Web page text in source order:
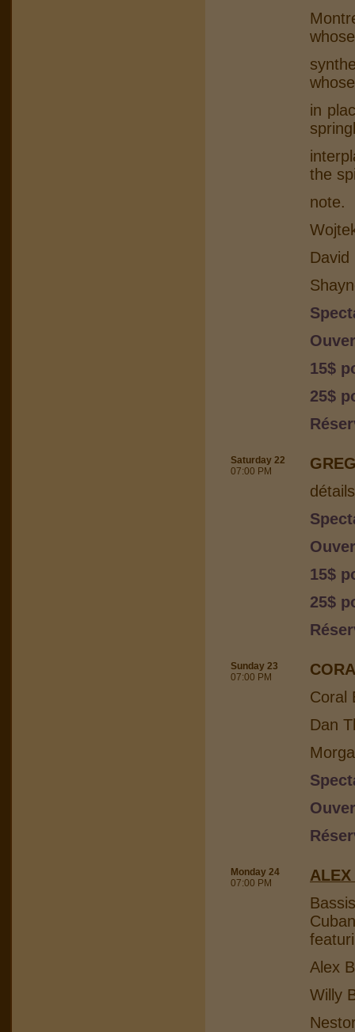
in
the
note.
David
15$
25$
Saturday 22
07:00 PM
15$
25$
Sunday 23
07:00 PM
Coral
Dan
Monday 24
07:00 PM
Alex
Willy